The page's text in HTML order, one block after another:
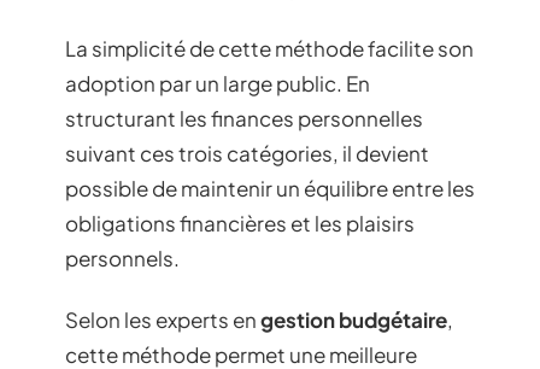
La simplicité de cette méthode facilite son
adoption par un large public. En
structurant les finances personnelles
suivant ces trois catégories, il devient
possible de maintenir un équilibre entre les
obligations financières et les plaisirs
personnels.
Selon les experts engestion budgétaire,
cette méthode permet une meilleure